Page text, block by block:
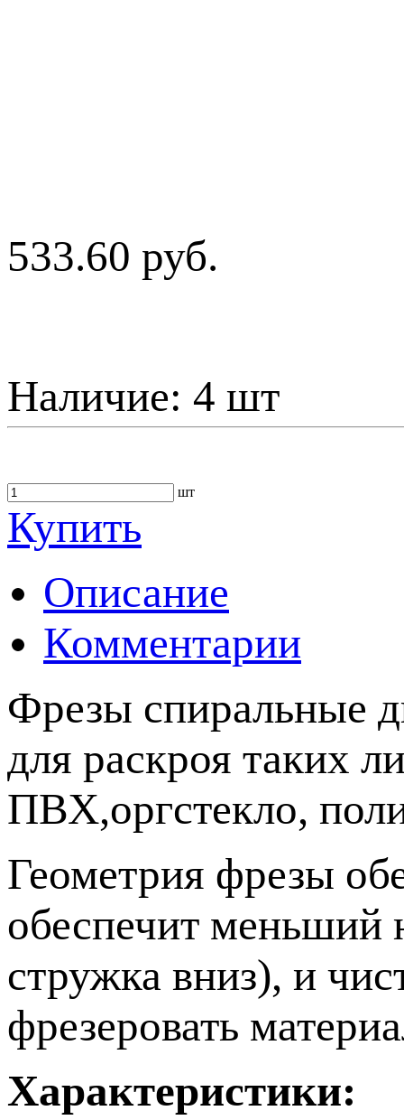
533.60 руб.
Наличие: 4 шт
шт
Купить
Описание
Комментарии
Фрезы спиральные
для раскроя таких
ПВХ,оргстекло,
Геометрия фрезы
обеспечит меньший
стружка вниз), и
фрезеровать
Характеристики: